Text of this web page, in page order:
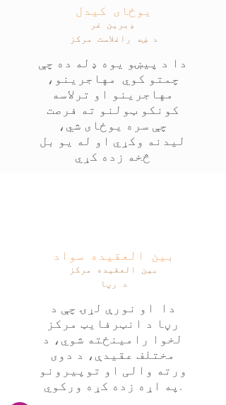
یوځای کیدل
ډبرين غر
د ښه راغلاست مرکز
دا د پیښو یوه ډله ده چې
چمتو کوي مهاجرینو،
مهاجرینو او ترلاسه
کونکو ټولنو ته فرصت
چې سره یوځای شي،
لیدنه وکړي او له یو بل
څخه زده کړي
بین العقیده سواد
بین العقیده مرکز
د رڼا
دا او نورې لړۍ چې د
رڼا د انټرفایټ مرکز
لخوا رامینځته شوي، د
مختلف عقیدې، د دوی
ورته والی او توپیرونو
په اړه زده کړه ورکوي.